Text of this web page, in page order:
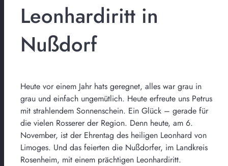
Leonhardiritt in
Nußdorf
Heute vor einem Jahr hats geregnet, alles war grau in
grau und einfach ungemütlich. Heute erfreute uns Petrus
mit strahlendem Sonnenschein. Ein Glück – gerade für
die vielen Rosserer der Region. Denn heute, am 6.
November, ist der Ehrentag des heiligen Leonhard von
Limoges. Und das feierten die Nußdorfer, im Landkreis
Rosenheim, mit einem prächtigen Leonhardiritt.